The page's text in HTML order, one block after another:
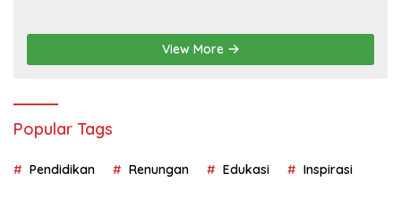
View More
Popular Tags
Pendidikan Renungan Edukasi Inspirasi